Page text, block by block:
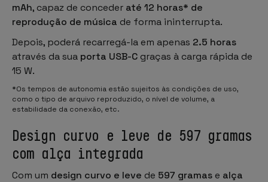
mAh, capaz de conceder até 12 horas* de
reprodução de música de forma ininterrupta.
Depois, poderá recarregá-la em apenas 2.5 horas
através da sua porta USB-C graças à carga rápida de
15 W.
*Os tempos de autonomia estão sujeitos às condições de uso,
como o tipo de arquivo reproduzido, o nível de volume, a
estabilidade da conexão, etc.
Design curvo e leve de 597 gramas
com alça integrada
Com um design curvo e leve de 597 gramas e alça